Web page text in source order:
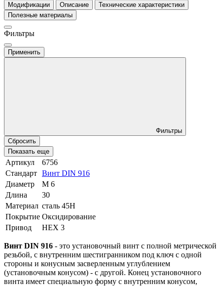
Модификации Описание
Технические характеристики
Полезные материалы
Фильтры
Применить
Фильтры
Сбросить
Показать еще
Артикул
6756
Стандарт Винт DIN 916
Диаметр
М 6
Длина
30
Материал сталь 45Н
Покрытие Оксидирование
Привод
HEX 3
Винт DIN 916 - это установочный винт с полной метрической
резьбой, с внутренним шестигранником под ключ с одной
стороны и конусным засверленным углублением
(установочным конусом) - с другой. Конец установочного
винта имеет специальную форму с внутренним конусом,